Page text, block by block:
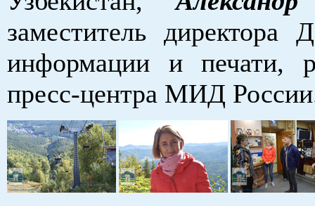
заместитель директора
информации и печати,
пресс-центра МИД